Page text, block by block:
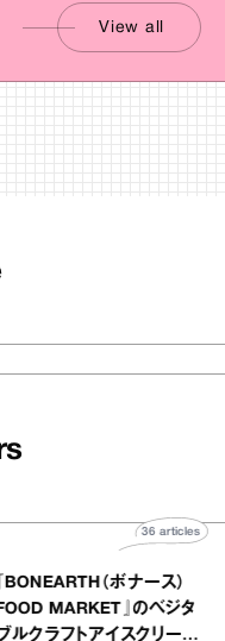
View all
『BONEARTH（ボナー
FOOD MARKET』のベ
ブルクラフトアイスク
36